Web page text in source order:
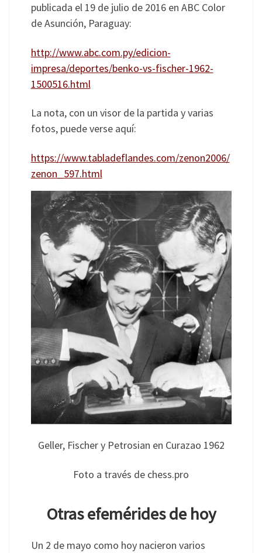
publicada el 19 de julio de 2016 en ABC Color
de Asunción, Paraguay:
http://www.abc.com.py/edicion-
impresa/deportes/benko-vs-fischer-1962-
1500516.html
La nota, con un visor de la partida y varias
fotos, puede verse aquí:
https://www.tabladeflandes.com/zenon2006/
zenon_597.html
Geller, Fischer y Petrosian en Curazao 1962
Foto a través de chess.pro
Otras efemérides de hoy
Un 2 de mayo como hoy nacieron varios